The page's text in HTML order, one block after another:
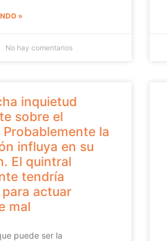
»
No hay comentarios
inquietud
sobre el
la
influya en su
El quintral
tendría
actuar
mal
puede ser la